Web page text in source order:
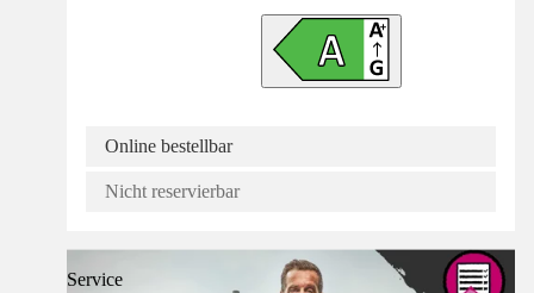
Online bestellbar
Nicht reservierbar
Service